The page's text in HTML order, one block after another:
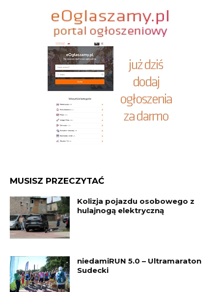
MUSISZ PRZECZYTAĆ
Kolizja pojazdu osobowego z
hulajnogą elektryczną
niedamiRUN 5.0 – Ultramaraton
Sudecki